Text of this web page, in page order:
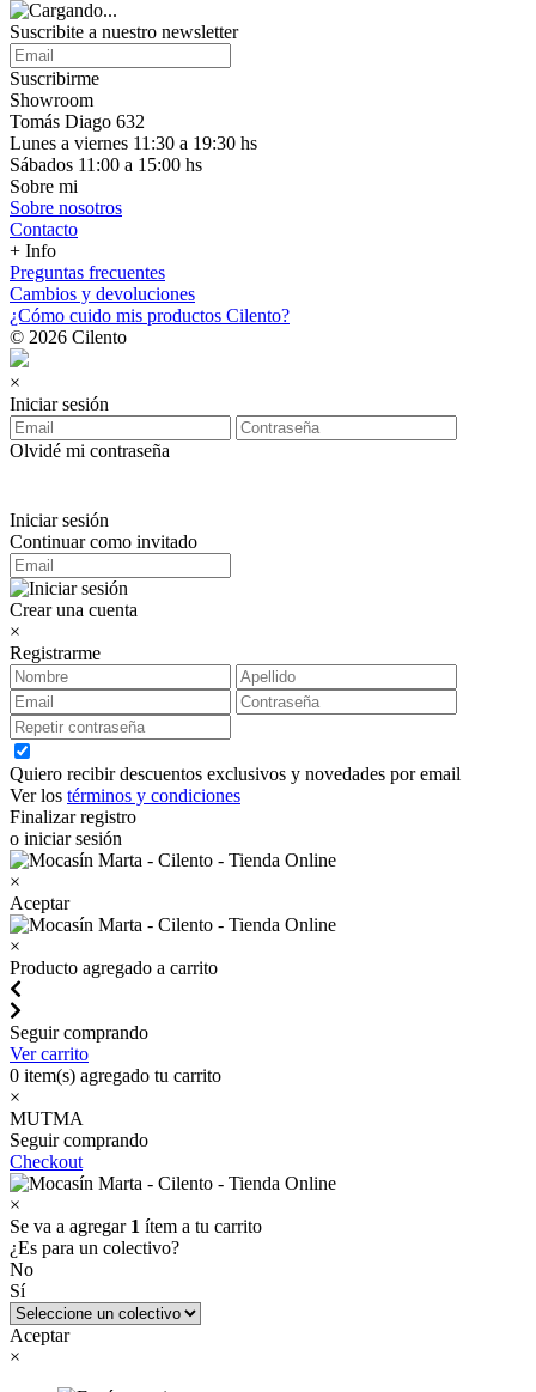
Suscribite a nuestro newsletter
Suscribirme
Showroom
Tomás Diago 632
Lunes a viernes 11:30 a 19:30 hs
Sábados 11:00 a 15:00 hs
Sobre mi
Sobre nosotros
Contacto
+ Info
Preguntas frecuentes
Cambios y devoluciones
¿Cómo cuido mis productos Cilento?
© 2026 Cilento
×
Iniciar sesión
Olvidé mi contraseña
Iniciar sesión
Continuar como invitado
Crear una cuenta
×
Registrarme
Quiero recibir descuentos exclusivos y novedades por email
Ver los términos y condiciones
Finalizar registro
o iniciar sesión
×
Aceptar
×
Producto agregado a carrito
Seguir comprando
Ver carrito
0 item(s) agregado tu carrito
×
MUTMA
Seguir comprando
Checkout
×
Se va a agregar 1 ítem a tu carrito
¿Es para un colectivo?
No
Sí
Aceptar
×